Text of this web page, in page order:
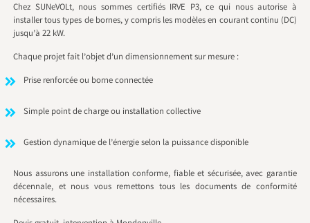
Chez SUNeVOLt, nous sommes certifiés IRVE P3, ce qui nous autorise à
installer tous types de bornes, y compris les modèles en courant continu (DC)
jusqu’à 22 kW.
Chaque projet fait l’objet d’un dimensionnement sur mesure :
Prise renforcée ou borne connectée
Simple point de charge ou installation collective
Gestion dynamique de l’énergie selon la puissance disponible
Nous assurons une installation conforme, fiable et sécurisée, avec garantie
décennale, et nous vous remettons tous les documents de conformité
nécessaires.